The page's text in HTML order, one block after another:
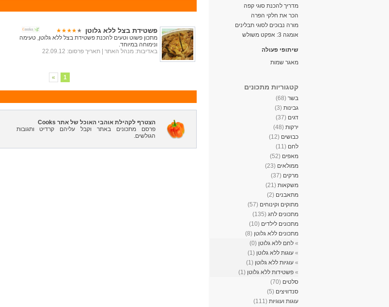
מדריך להכנת סוגי קפה
הכר את חלקי הפרה
מורה נבוכים לסוגי תבלינים
אומגה 3: אפקט משולש
שיתופי פעולה
מאגר שמות
קטגוריות מתכונים
בשר (68)
גבינות (3)
דגים (37)
ירקות (48)
כבושים (12)
לחם (11)
מאפים (52)
ממולאים (23)
מרקים (37)
משקאות (21)
מתאבנים (2)
מתוקים וקינוחים (57)
מתכונים לחג (135)
מתכונים לילדים (10)
מתכונים ללא גלוטן (8)
»לחם ללא גלוטן (0)
»עוגות ללא גלוטן (1)
»עוגיות ללא גלוטן (1)
»פשטידות ללא גלוטן (1)
סלטים (70)
סנדוויצים (5)
עוגות ועוגיות (111)
פשטידת בצל ללא גלוטן
מתכון פשוט וטעים להכנת פשטידת בצל ללא גלוטן, טעימה
ונימוחה במיוחד.
באדיבות:מנהל האתר | תאריך פרסום: 22.09.12
1
»
הצטרף לקהילת אוהבי האוכל של אתר Cooks
פרסם מתכונים באתר וקבל עליהם קרדיט ותגובות
הגולשים.